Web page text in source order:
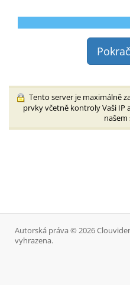
Tento server je maximálně
prvky včetně kontroly Vaši IP
našem
Autorská práva © 2026
vyhrazena.